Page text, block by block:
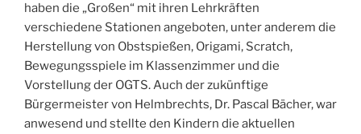
haben die „Großen“ mit ihren Lehrkräften
verschiedene Stationen angeboten, unter anderem die
Herstellung von Obstspießen, Origami, Scratch,
Bewegungsspiele im Klassenzimmer und die
Vorstellung der OGTS. Auch der zukünftige
Bürgermeister von Helmbrechts, Dr. Pascal Bächer, war
anwesend und stellte den Kindern die aktuellen